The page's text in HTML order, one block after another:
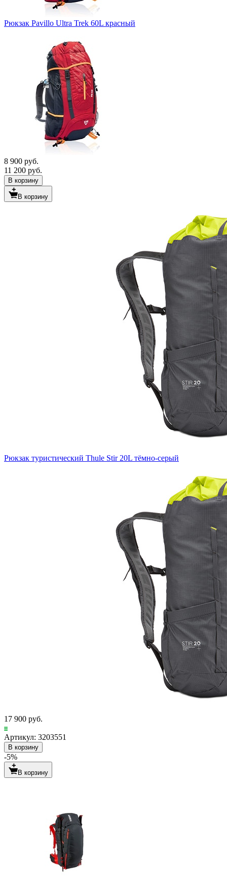
Рюкзак Pavillo Ultra Trek 60L красный
8 900 руб.
11 200 руб.
В корзину
В корзину
Рюкзак туристический Thule Stir 20L тёмно-серый
17 900 руб.
Артикул: 3203551
В корзину
-5%
В корзину